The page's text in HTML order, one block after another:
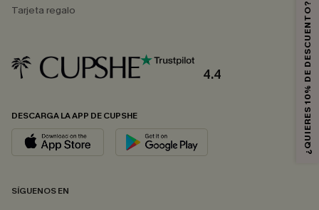
Tarjeta regalo
4.4
DESCARGA LA APP DE CUPSHE
SÍGUENOS EN
¿QUIERES 10% DE DESCUENTO?